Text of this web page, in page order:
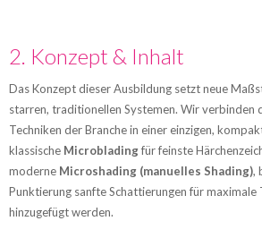
2. Konzept & Inhalt
Das Konzept dieser Ausbildung setzt neue
starren, traditionellen Systemen. Wir verbinden
Techniken der Branche in einer einzigen,
klassische Microbladingfür feinste
moderne Microshading (manuelles Shading),
Punktierung sanfte Schattierungen für
hinzugefügt werden.